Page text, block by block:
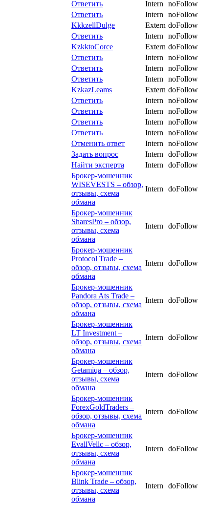
Ответить Intern
noFollow
Ответить
Intern
noFollow
KkkzellDulge
Extern doFollow
Ответить
Intern
noFollow
KzkktoCorce
Extern doFollow
Ответить
Intern
noFollow
Ответить
Intern
noFollow
Ответить
Intern
noFollow
KzkazLeams
Extern doFollow
Ответить
Intern
noFollow
Ответить
Intern
noFollow
Ответить
Intern
noFollow
Ответить
Intern
noFollow
Отменить ответ
Intern
noFollow
Задать вопрос
Intern
doFollow
Найти эксперта
Intern
doFollow
Брокер-мошенник
WISEVESTS – обзор,
отзывы, схема
обмана
Intern doFollow
Брокер-мошенник
SharesPro – обзор,
отзывы, схема
обмана
Intern doFollow
Брокер-мошенник
Protocol Trade –
обзор, отзывы, схема
обмана
Intern doFollow
Брокер-мошенник
Pandora Ats Trade –
обзор, отзывы, схема
обмана
Intern doFollow
Брокер-мошенник
LT Investment –
обзор, отзывы, схема
обмана
Intern doFollow
Брокер-мошенник
Getamiqa – обзор,
отзывы, схема
обмана
Intern doFollow
Брокер-мошенник
ForexGoldTraders –
обзор, отзывы, схема
обмана
Intern doFollow
Брокер-мошенник
EvallVellc – обзор,
отзывы, схема
обмана
Intern doFollow
Брокер-мошенник
Blink Trade – обзор,
отзывы, схема
обмана
Intern doFollow